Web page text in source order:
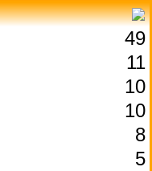
49
11
10
10
8
5